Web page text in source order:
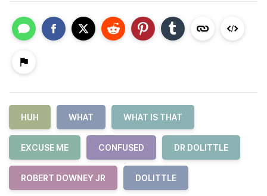
HUH WHAT WHAT IS THAT
EXCUSE ME CONFUSED DR DOLITTLE
ROBERT DOWNEY JR DOLITTLE